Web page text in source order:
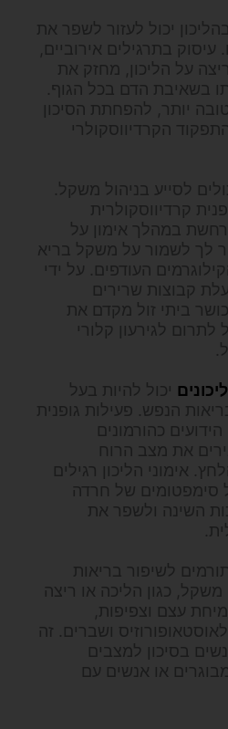
יכול לעזור לשפר את
בתרגילים אירוביים,
על הליכון, מחזק את
בשאיבת הדם בכל הגוף.
יותר, להפחתת הסיכון
הקרדיווסקולרי
לסייע בניהול משקל.
קרדיווסקולרית
במהלך אימון על
לך לשמור על משקל בריא
העודפים. על ידי
קבוצות שרירים
כושר ביתי זול מקדם את
לתרום לגירעון קלורי
יכול להיות בעל
הנפש. פעילות גופנית
כהורמונים
את מצב הרוח
אימוני הליכון רגילים
סימפטומים של חרדה
השינה ולשפר את
לשיפור בריאות
כגון הליכה או ריצה
עצם וצפיפות,
ושברים. זה
בסיכון למצבים
או אנשים עם